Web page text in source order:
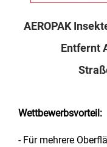
AEROPAK
Entfernt
Wettbewerbsvorteil:
- Für mehrere